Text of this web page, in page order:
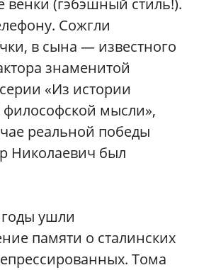
венки (гэбэшный стиль!).
Сожгли
в сына — известного
знаменитой
«Из истории
философской мысли»,
реальной победы
Николаевич был
ушли
памяти о сталинских
Тома